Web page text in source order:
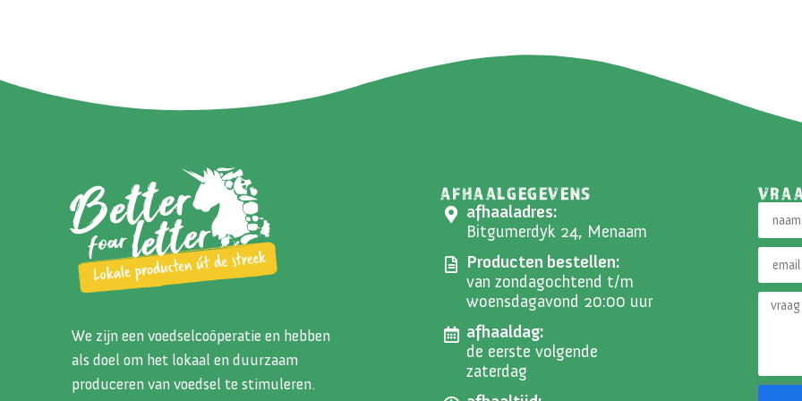
We zijn een voedselcoöperatie en hebben
als doel om het lokaal en duurzaam
produceren van voedsel te stimuleren.
AFHAALGEGEVENS
afhaaladres:
Bitgumerdyk 24, Menaam
Producten bestellen:
van zondagochtend t/m
woensdagavond 20:00 uur
afhaaldag:
de eerste volgende
zaterdag